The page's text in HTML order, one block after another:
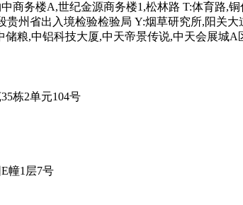
商务楼A,世纪金源商务楼1,松林路 T:体育路,
贵州省出入境检验检验局 Y:烟草研究所,阳关
粮,中铝科技大厦,中天帝景传说,中天会展城
栋2单元104号
幢1层7号